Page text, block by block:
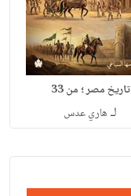
تاريخ مصر ؛ من 33
لـ هاري عدس